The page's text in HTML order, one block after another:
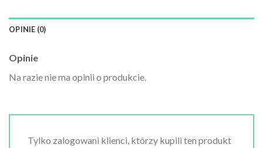
OPINIE (0)
Opinie
Na razie nie ma opinii o produkcie.
Tylko zalogowani klienci, którzy kupili ten produkt